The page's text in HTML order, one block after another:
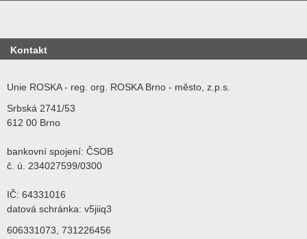
Kontakt
Unie ROSKA - reg. org. ROSKA Brno - město, z.p.s.
Srbská 2741/53
612 00 Brno
bankovní spojení: ČSOB
č. ú. 234027599/0300
IČ: 64331016
datová schránka: v5jiiq3
606331073, 731226456